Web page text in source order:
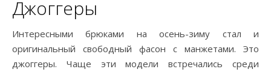
Джоггеры
Интересными брюками на осень-зиму стал и
оригинальный свободный фасон с манжетами. Это
джоггеры. Чаще эти модели встречались среди